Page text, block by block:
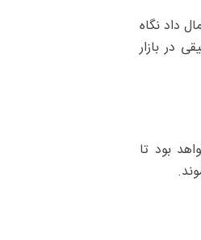
داد نگاه
در بازار
بود تا